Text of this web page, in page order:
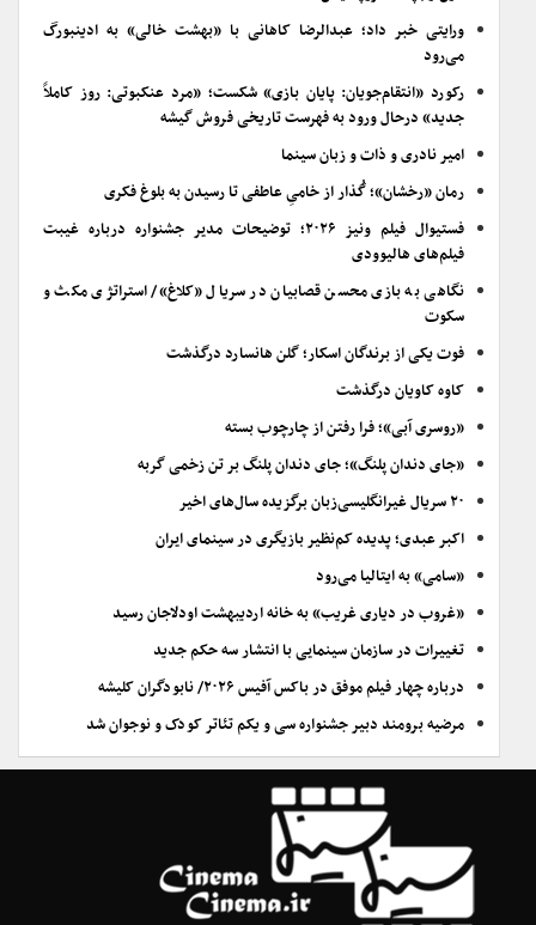
ورایتی خبر داد؛ عبدالرضا کاهانی با «بهشت خالی» به ادینبورگ
می‌رود
رکورد «انتقام‌جویان: پایان بازی» شکست؛ «مرد عنکبوتی: روز کاملاً
جدید» درحال ورود به فهرست تاریخی فروش گیشه
امیر نادری و ذات و زبان سینما
رمان «رخشان»؛ گُذار از خامیِ عاطفی تا رسیدن به بلوغ فکری
فستیوال فیلم ونیز ۲۰۲۶؛ توضیحات مدیر جشنواره درباره غیبت
فیلم‌های هالیوودی
نگاهی به بازی محسن قصابیان در سریال «کلاغ»/ استراتژی مکث و
سکوت
فوت یکی از برندگان اسکار؛ گلن هانسارد درگذشت
کاوه کاویان درگذشت
«روسری آبی»؛ فرا رفتن از چارچوب بسته
«جای دندان پلنگ»؛ جای دندان پلنگ بر تن زخمی گربه
۲۰ سریال غیرانگلیسی‌زبان برگزیده سال‌های اخیر
اکبر عبدی؛ پدیده کم‌نظیر بازیگری در سینمای ایران
«سامی» به ایتالیا می‌رود
«غروب در دیاری غریب» به خانه اردیبهشت اودلاجان رسید
تغییرات در سازمان سینمایی با انتشار سه حکم جدید
درباره چهار فیلم موفق در باکس آفیس ۲۰۲۶/ نابودگران کلیشه
مرضیه برومند دبیر جشنواره سی و یکم تئاتر کودک و نوجوان شد